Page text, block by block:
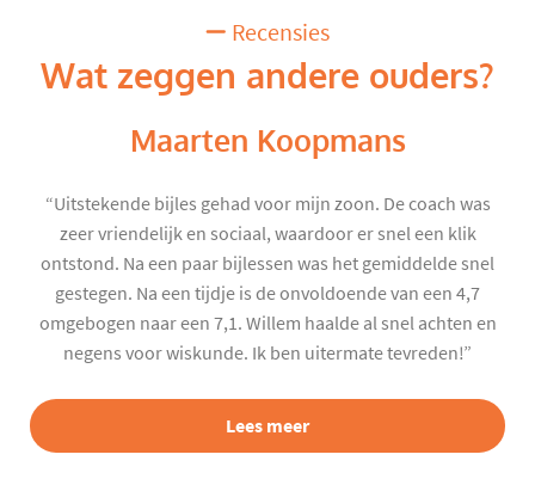
Recensies
Wat zeggen andere ouders?
Maarten Koopmans
“Uitstekende bijles gehad voor mijn zoon. De coach was
zeer vriendelijk en sociaal, waardoor er snel een klik
ontstond. Na een paar bijlessen was het gemiddelde snel
gestegen. Na een tijdje is de onvoldoende van een 4,7
omgebogen naar een 7,1. Willem haalde al snel achten en
negens voor wiskunde. Ik ben uitermate tevreden!”
Lees meer